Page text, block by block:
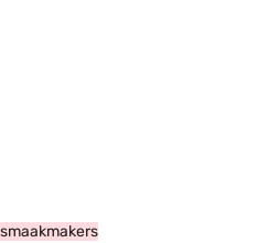
smaakmakers